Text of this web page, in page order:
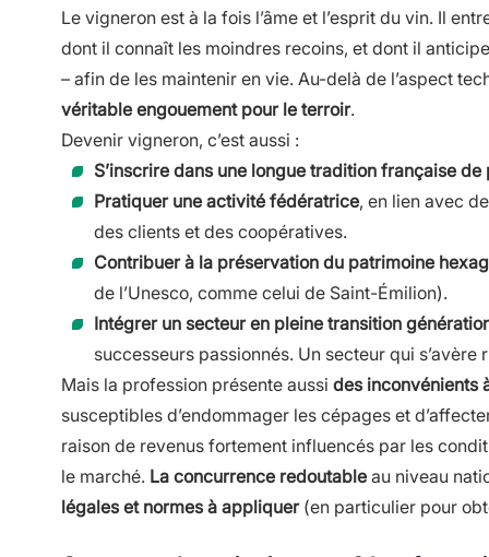
Le vigneron est à la fois l’âme et l’esprit du vin. Il
dont il connaît les moindres recoins, et dont il
– afin de les maintenir en vie. Au-delà de l’aspect
véritable engouement pour le terroir.
Devenir vigneron, c’est aussi :
S’inscrire dans une longue tradition française
Pratiquer une activité fédératrice, en lien avec
des clients et des coopératives.
Contribuer à la préservation du patrimoine
de l’Unesco, comme celui de Saint-Émilion).
Intégrer un secteur en pleine transition
successeurs passionnés. Un secteur qui s’avère
Mais la profession présente aussi des inconvénients
susceptibles d’endommager les cépages et
raison de revenus fortement influencés par les
le marché. La concurrence redoutable au niveau
légales et normes à appliquer(en particulier pour